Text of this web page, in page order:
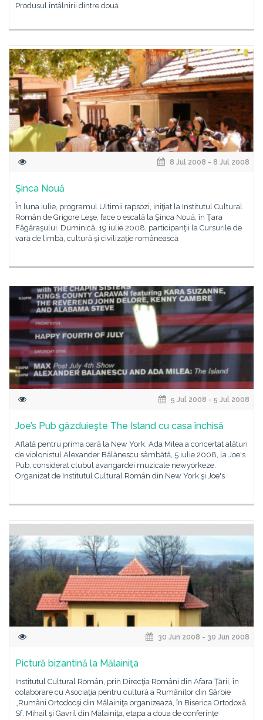
Produsul întâlnirii dintre două
8 Jul 2008 - 8 Jul 2008
Şinca Nouă
În luna iulie, programul Ultimii rapsozi, iniţiat la Institutul Cultural
Român de Grigore Leşe, face o escală la Şinca Nouă, în Ţara
Făgăraşului. Duminică, 19 iulie 2008, participanţii la Cursurile de
vară de limbă, cultură şi civilizaţie românească
5 Jul 2008 - 5 Jul 2008
Joe’s Pub găzduieşte The Island cu casa închisă
Aflată pentru prima oară la New York, Ada Milea a concertat alături
de violonistul Alexander Bălănescu sâmbătă, 5 iulie 2008, la Joe's
Pub, considerat clubul avangardei muzicale newyorkeze.
Organizat de Institutul Cultural Român din New York şi Joe's
30 Jun 2008 - 30 Jun 2008
Pictură bizantină la Mălainiţa
Institutul Cultural Român, prin Direcţia Români din Afara Ţării, în
colaborare cu Asociaţia pentru cultură a Rumânilor din Sârbie
„Rumâni Ortodocşi din Mălainiţa organizează, în Biserica Ortodoxă
Sf. Mihail şi Gavril din Mălainiţa, etapa a doua de conferinţe